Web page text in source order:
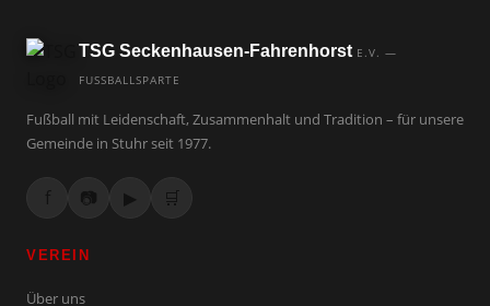
TSG Seckenhausen-Fahrenhorst E.V. —
FUSSBALLSPARTE
Fußball mit Leidenschaft, Zusammenhalt und Tradition – für unsere
Gemeinde in Stuhr seit 1977.
f 📷 ▶ 🛒
VEREIN
Über uns